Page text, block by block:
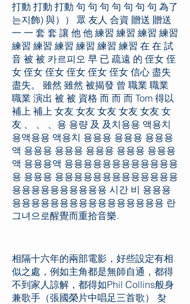
打動 打動 打動 句 句 句 句 句 句 句 為了
는지飾) 與）） 眾 友人 合資 贈送 贈送
一 一 套 套 讓 他 他 練習 練習 練習 練習
練習 練習 練習 練習 練習 練習 在 在 試
音 被 被 카르피오 早 已 疏遠 的 侄女 侄
女 侄女 侄女 侄女 侄女 侄女 信心 盡失
盡失。 雖然 雖然 被揭發 曾 職業 職業
職業 演出 被 被 資格 而 而 而 Tom 得以
補上 補上 女友 女友 女友 女友 女友 女
友 、 、 、용 용량 及 及치용용 액용치
용액용용 액용치 용용용 용용용 용용용
액 용용용 용용용 용용용 용용용 용용용
액 용용용액 용용용용용용용용용용용용
용 용용용 용용용용용용용용용용용용용
용용용용용용용용용용 시간 비 용용용
용용용용용용용용용용용용용용용용 란
그녀으로醒覺而重拾音樂.
相隔十六年的兩部電影，好些設定有相
似之處，例如主角都是無師自通，都得
不到家人諒解，都得如Phil Collins般身
兼歌手（張國榮片中唱足三首歌） 찾